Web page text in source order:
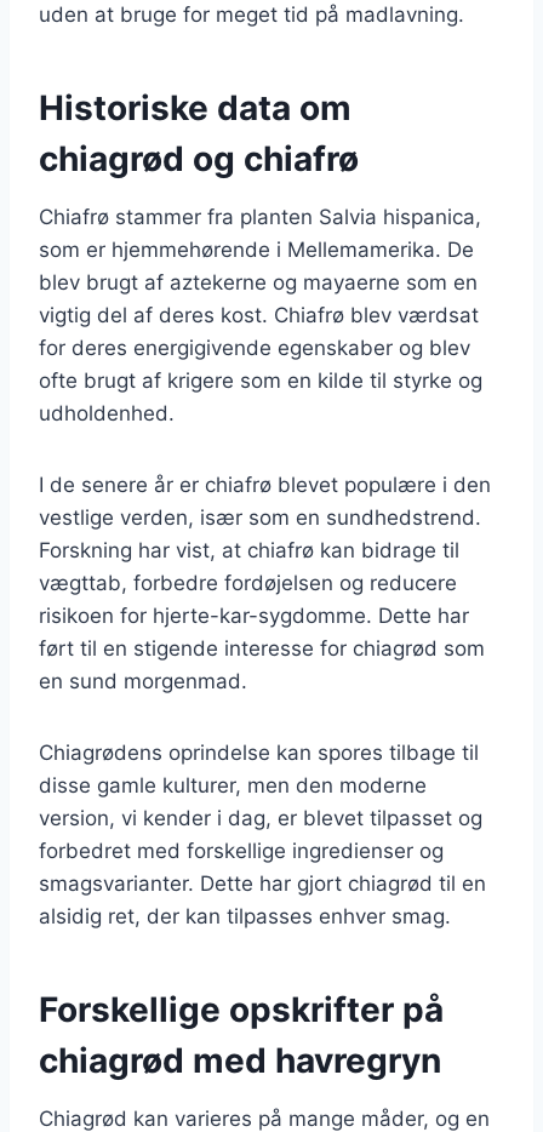
uden at bruge for meget tid på madlavning.
Historiske data om
chiagrød og chiafrø
Chiafrø stammer fra planten Salvia hispanica,
som er hjemmehørende i Mellemamerika. De
blev brugt af aztekerne og mayaerne som en
vigtig del af deres kost. Chiafrø blev værdsat
for deres energigivende egenskaber og blev
ofte brugt af krigere som en kilde til styrke og
udholdenhed.
I de senere år er chiafrø blevet populære i den
vestlige verden, især som en sundhedstrend.
Forskning har vist, at chiafrø kan bidrage til
vægttab, forbedre fordøjelsen og reducere
risikoen for hjerte-kar-sygdomme. Dette har
ført til en stigende interesse for chiagrød som
en sund morgenmad.
Chiagrødens oprindelse kan spores tilbage til
disse gamle kulturer, men den moderne
version, vi kender i dag, er blevet tilpasset og
forbedret med forskellige ingredienser og
smagsvarianter. Dette har gjort chiagrød til en
alsidig ret, der kan tilpasses enhver smag.
Forskellige opskrifter på
chiagrød med havregryn
Chiagrød kan varieres på mange måder, og en